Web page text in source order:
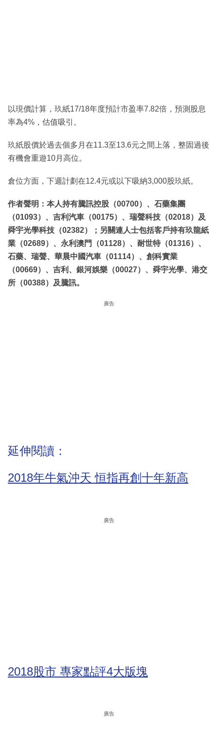
以現價計算，玖紙17/18年度預計市盈率7.82倍，預測股息
率為4%，估值吸引。
玖紙股價於過去個多月在11.3至13.6元之間上落，整固過後
有機會重遊10月高位。
倉位方面，下週計劃在12.4元或以下吸納3,000股玖紙。
作者聲明：本人持有騰訊控股（00700）、石藥集團
（01093）、吉利汽車（00175）、瑞聲科技（02018）及
舜宇光學科技（02382）；另關連人士包括客戶持有玖龍紙
業（02689）、永利澳門（01128）、耐世特（01316）、
石藥、瑞聲、華晨中國汽車（01114）、創科實業
（00669）、吉利、銀河娛樂（00027）、舜宇光學、港交
所（00388）及騰訊。
廣告
延伸閱讀：
2018年牛氣沖天 恒指再創十年新高
廣告
2018股市 專家點評4大版塊
廣告